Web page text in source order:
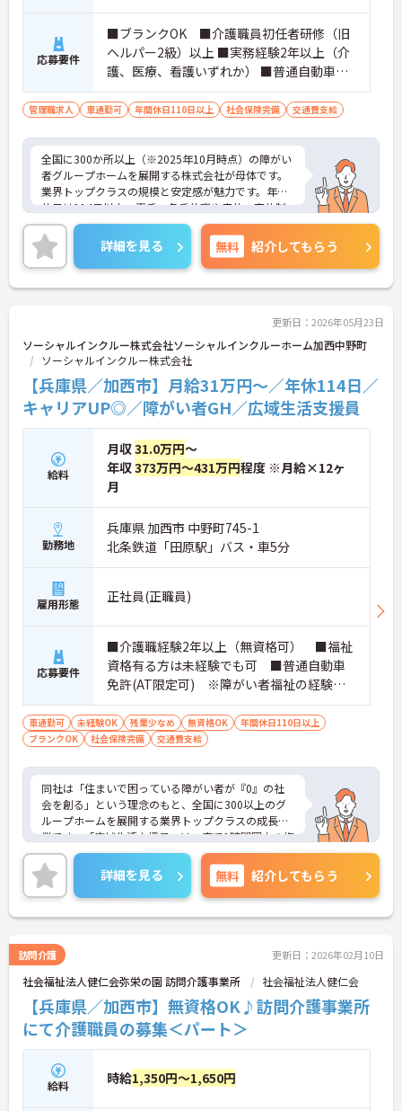
応募要件
■ブランクOK ■介護職員初任者研修（旧
ヘルパー2級）以上 ■実務経験2年以上（介
護、医療、看護いずれか） ■普通自動車運
転免許(AT限定可) ※管理業務に就かれて
いた方歓迎
管理職求人 車通勤可 年間休日110日以上 社会保険完備 交通費支給
全国に300か所以上（※2025年10月時点）の障がい
者グループホームを展開する株式会社が母体です。
業界トップクラスの規模と安定感が魅力です。年間
休日は114日以上、夏季・冬季休暇や産休・育休制
度もしっかり整っており、プライベートとの両立も
可能。これまでのご経験を活かし、新しいキャリア
を築きたい方、ぜひご応募ください。20代から60代
まで、幅広い年代の方が活躍できる職場です。ご興
味のある方は詳細等をお伝えしますので、お気軽に
詳細を見る 無料 紹介してもらう
更新日：2026年05月23日
ソーシャルインクルー株式会社ソーシャルインクルーホーム加西中野町
ソーシャルインクルー株式会社
【兵庫県／加西市】月給31万円～／年休114日／
キャリアUP◎／障がい者GH／広域生活支援員
給料
月収31.0万円～
年収373万円～431万円程度 ※月給×12ヶ
月
勤務地
兵庫県 加西市 中野町745-1
北条鉄道「田原駅」バス・車5分
雇用形態 正社員(正職員)
応募要件
■介護職経験2年以上（無資格可） ■福祉
資格有る方は未経験でも可 ■普通自動車
免許(AT限定可) ※障がい者福祉の経験は
不問です。※実務経験2年以上の方、障がい
者福祉に関する経験をお持ちの方大歓迎
車通勤可 未経験OK 残業少なめ 無資格OK
年間休日110日以上
ブランクOK
社会保険完備 交通費支給
同社は「住まいで困っている障がい者が『0』の社
会を創る」という理念のもと、全国に300以上のグ
ループホームを展開する業界トップクラスの成長企
業です。「広域生活支援員」は、車で1時間圏内の複
数施設を横断的に担当し、現場支援とパートスタッ
フのサポートを行うハイクラスなポジションです。
最新設備とバリアフリーが完備され、スタッフの身
体的負担が少なく、広域手当5万円が付与されるこ
とで高い給与水準を実現しています。年間休日114
効率化など、ワークライフバランスを保ちながら定
年70歳まで長期的に活躍できる制度が盤石に整って
います。複数施設を経験することで培われるマネジ
メント視点は、将来的なエリアマネージャーへのキ
ャリアアップにも直結しており、最新の環境で専門
性を発揮したいプロフェッショナルの方にお勧めで
す。
★おすすめPOINT★
・広域支援員として複数のホームを巡るため、各ホ
詳細を見る 無料 紹介してもらう
訪問介護 更新日：2026年02月10日
社会福祉法人健仁会弥栄の園 訪問介護事業所 社会福祉法人健仁会
【兵庫県／加西市】無資格OK♪訪問介護事業所
にて介護職員の募集＜パート＞
給料 時給1,350円～1,650円